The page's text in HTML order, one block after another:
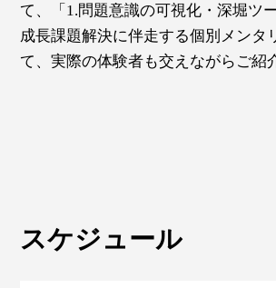
て、「1.問題意識の可視化・深堀ツ
成長課題解決に伴走する個別メンタ
て、実際の体験者も交えながらご紹
スケジュール